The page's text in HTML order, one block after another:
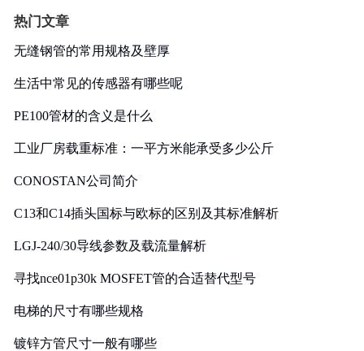
热门文章
无缝钢管的常用规格及壁厚
生活中常见的传感器有哪些呢
PE100管材的含义是什么
工业厂房载重标准：一平方米能承受多少公斤
CONOSTAN公司简介
C13和C14插头国标与欧标的区别及其标准解析
LGJ-240/30导线参数及载流量解析
寻找nce01p30k MOSFET管的合适替代型号
电梯的尺寸有哪些规格
镀锌方管尺寸一般有哪些